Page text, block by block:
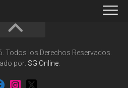
Todos los Derechos Reservados.
por: SG Online.